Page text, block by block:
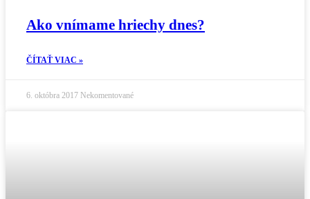
Ako vnímame hriechy dnes?
ČÍTAŤ VIAC »
6. októbra 2017 Nekomentované